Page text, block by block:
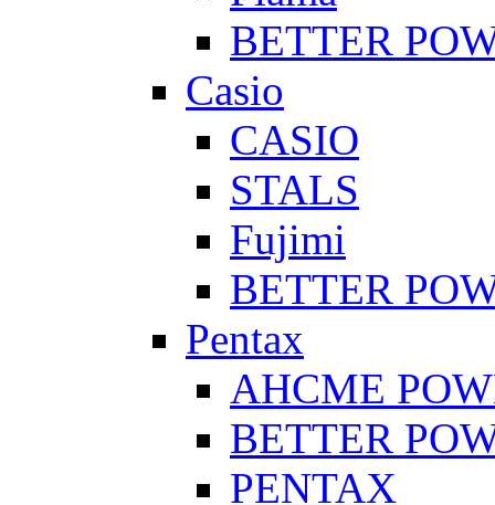
BETTER
Casio
CASIO
STALS
Fujimi
BETTER
Pentax
AHCME
BETTER
PENTAX